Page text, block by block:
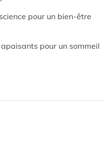
pour un bien-être
pour un sommeil